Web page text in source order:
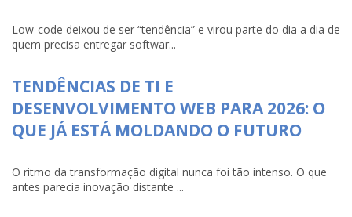
Low-code deixou de ser “tendência” e virou parte do dia a dia de
quem precisa entregar softwar...
TENDÊNCIAS DE TI E
DESENVOLVIMENTO WEB PARA 2026: O
QUE JÁ ESTÁ MOLDANDO O FUTURO
O ritmo da transformação digital nunca foi tão intenso. O que
antes parecia inovação distante ...